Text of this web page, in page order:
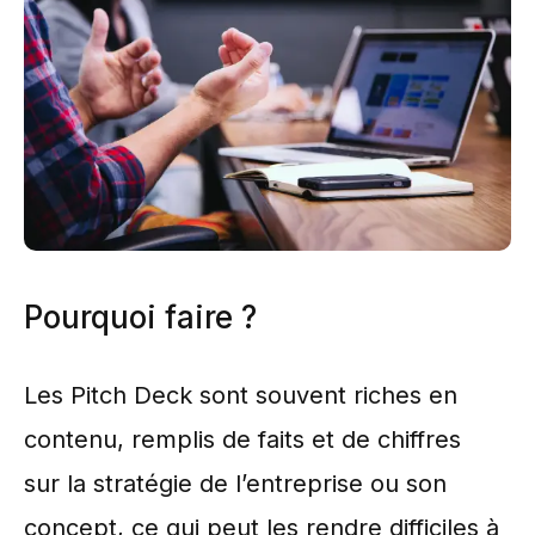
Pourquoi faire ?
Les Pitch Deck sont souvent riches en
contenu, remplis de faits et de chiffres
sur la stratégie de l’entreprise ou son
concept, ce qui peut les rendre difficiles à